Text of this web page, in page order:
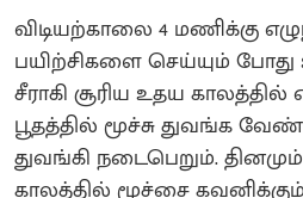
விடியற்காலை 4 மணிக்கு
பயிற்சிகளை செய்யும்
சீராகி சூரிய உதய காலத்தில்
பூதத்தில் மூச்சு துவங்க
துவங்கி நடைபெறும்.